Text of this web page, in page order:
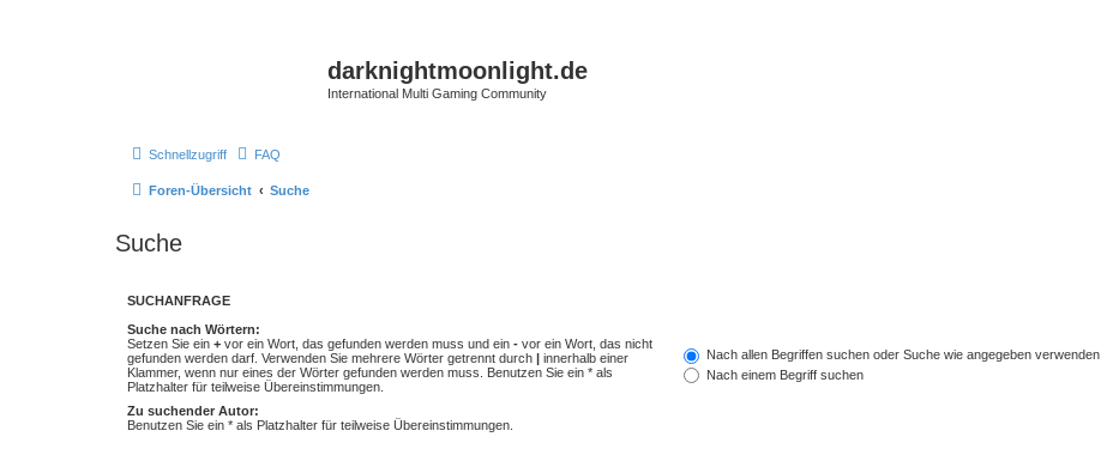
darknightmoonlight.de
International Multi Gaming Community
Schnellzugriff FAQ
Foren-Übersicht Suche
Suche
SUCHANFRAGE
Suche nach Wörtern:
Setzen Sie ein + vor ein Wort, das gefunden werden muss und ein - vor ein Wort, das nicht
gefunden werden darf. Verwenden Sie mehrere Wörter getrennt durch | innerhalb einer
Klammer, wenn nur eines der Wörter gefunden werden muss. Benutzen Sie ein * als
Platzhalter für teilweise Übereinstimmungen.
Nach allen Begriffen suchen oder Suche wie angegeben verwenden
Nach einem Begriff suchen
Zu suchender Autor:
Benutzen Sie ein * als Platzhalter für teilweise Übereinstimmungen.